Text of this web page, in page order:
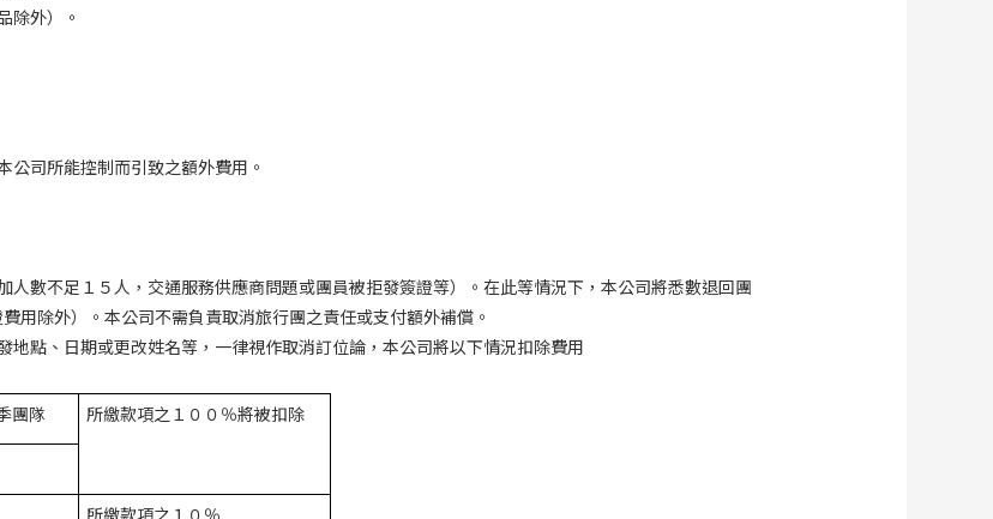
除外）。
公司所能控制而引致之額外費用。
人數不足１５人，交通服務供應商問題或團員被拒發簽證等）。在此等情況下，本公司將悉數退回團
用除外）。本公司不需負責取消旅行團之責任或支付額外補償。
地點、日期或更改姓名等，一律視作取消訂位論，本公司將以下情況扣除費用
團隊
所繳款項之１００％將被扣除